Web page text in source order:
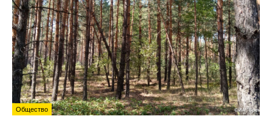
Общество